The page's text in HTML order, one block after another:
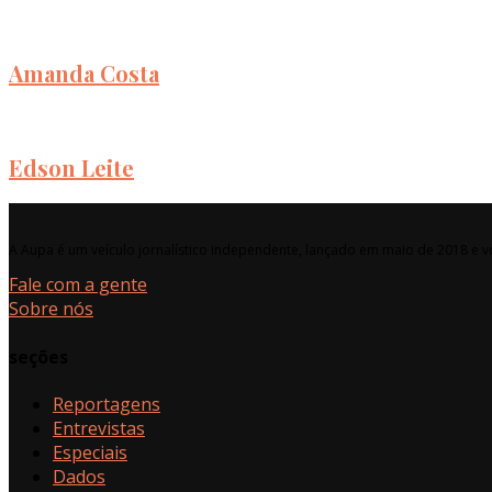
Amanda Costa
Edson Leite
Fale com a gente
Sobre nós
Reportagens
Entrevistas
Especiais
Dados